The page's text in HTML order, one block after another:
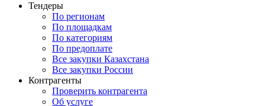
Тендеры
По регионам
По площадкам
По категориям
По предоплате
Все закупки Казахстана
Все закупки России
Контрагенты
Проверить контрагента
Об услуге